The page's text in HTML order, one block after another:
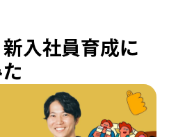
入社員育成に